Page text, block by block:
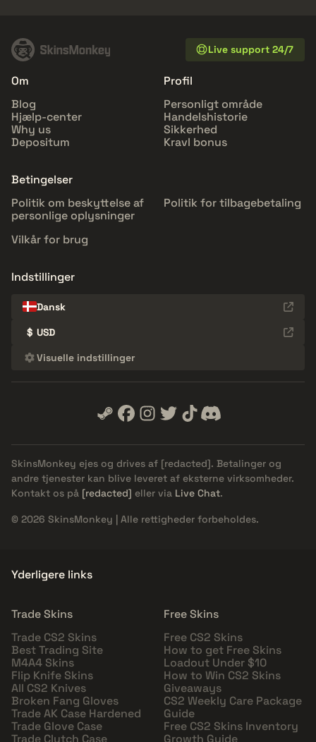
Live support 24/7
Om
Blog
Hjælp-center
Why us
Depositum
Profil
Personligt område
Handelshistorie
Sikkerhed
Kravl bonus
Betingelser
Politik om beskyttelse af
personlige oplysninger
Politik for tilbagebetaling
Vilkår for brug
Indstillinger
Dansk
$ USD
Visuelle indstillinger
SkinsMonkey ejes og drives af [redacted]. Betalinger og
andre tjenester kan blive leveret af eksterne virksomheder.
Kontakt os på [redacted] eller via Live Chat.
© 2026 SkinsMonkey | Alle rettigheder forbeholdes.
Yderligere links
Trade Skins
Trade CS2 Skins
Best Trading Site
M4A4 Skins
Flip Knife Skins
All CS2 Knives
Broken Fang Gloves
Trade AK Case Hardened
Trade Glove Case
Trade Clutch Case
Free Skins
Free CS2 Skins
How to get Free Skins
Loadout Under $10
How to Win CS2 Skins
Giveaways
CS2 Weekly Care Package
Guide
Free CS2 Skins Inventory
Growth Guide